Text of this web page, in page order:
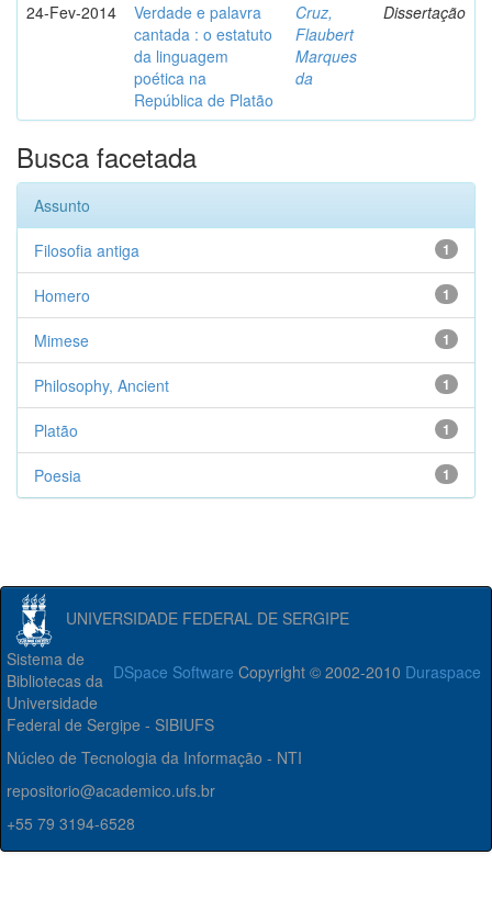
24-Fev-2014
Verdade e palavra
cantada : o estatuto
da linguagem
poética na
República de Platão
Cruz,
Flaubert
Marques
da
Dissertação
Busca facetada
Assunto
1
Filosofia antiga
1
Homero
1
Mimese
1
Philosophy, Ancient
1
Platão
1
Poesia
UNIVERSIDADE FEDERAL DE SERGIPE
DSpace Software Copyright © 2002-2010 Duraspace
Sistema de
Bibliotecas da
Universidade
Federal de Sergipe - SIBIUFS
Núcleo de Tecnologia da Informação - NTI
repositorio@academico.ufs.br
+55 79 3194-6528